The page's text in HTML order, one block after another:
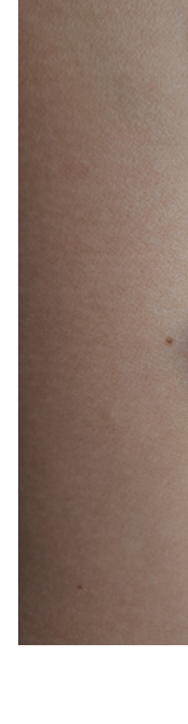
Pandantive argint
Seturi din argint